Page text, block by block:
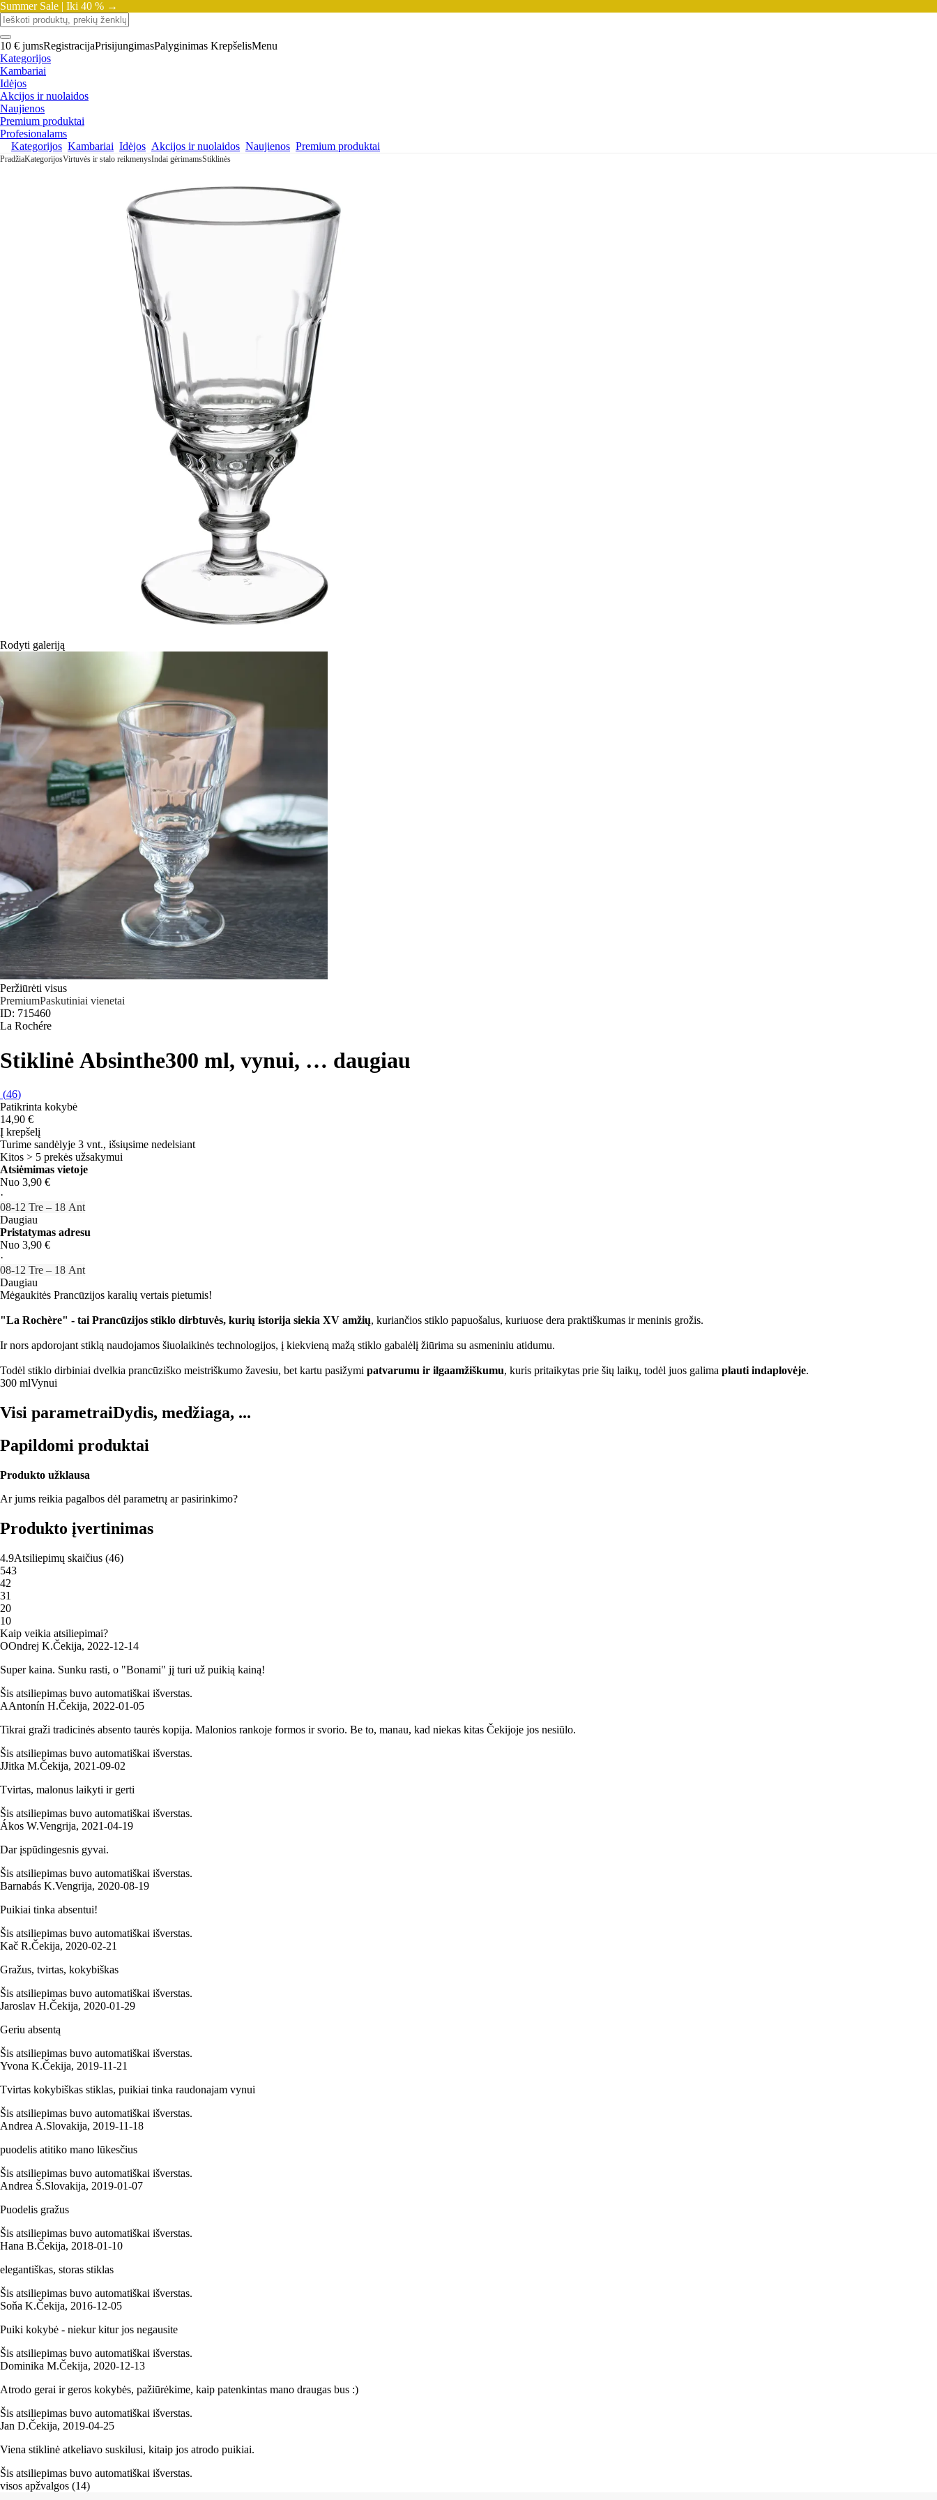
Summer Sale | Iki 40 % →
10 € jumsRegistracijaPrisijungimasPalyginimas KrepšelisMenu
Kategorijos
Kambariai
Idėjos
Akcijos ir nuolaidos
Naujienos
Premium produktai
Profesionalams
Kategorijos Kambariai Idėjos Akcijos ir nuolaidos Naujienos Premium produktai
PradžiaKategorijosVirtuvės ir stalo reikmenysIndai gėrimamsStiklinės
Rodyti galeriją
Peržiūrėti visus
PremiumPaskutiniai vienetai
ID: 715460
La Rochére
Stiklinė Absinthe300 ml, vynui, … daugiau
(46)
Patikrinta kokybė
14,90 €
Į krepšelį
Turime sandėlyje 3 vnt., išsiųsime nedelsiant
Kitos > 5 prekės užsakymui
Atsiėmimas vietoje
Nuo 3,90 €
·
08‑12 Tre – 18 Ant
Daugiau
Pristatymas adresu
Nuo 3,90 €
·
08‑12 Tre – 18 Ant
Daugiau
Mėgaukitės Prancūzijos karalių vertais pietumis!
"La Rochère" - tai Prancūzijos stiklo dirbtuvės, kurių istorija siekia XV amžių, kuriančios stiklo papuošalus, kuriuose dera praktiškumas ir meninis grožis.
Ir nors apdorojant stiklą naudojamos šiuolaikinės technologijos, į kiekvieną mažą stiklo gabalėlį žiūrima su asmeniniu atidumu.
Todėl stiklo dirbiniai dvelkia prancūziško meistriškumo žavesiu, bet kartu pasižymi patvarumu ir ilgaamžiškumu, kuris pritaikytas prie šių laikų, todėl juos galima plauti indaplovėje.
300 mlVynui
Visi parametraiDydis, medžiaga, ...
Papildomi produktai
Produkto užklausa
Ar jums reikia pagalbos dėl parametrų ar pasirinkimo?
Produkto įvertinimas
4.9Atsiliepimų skaičius (46)
543
42
31
20
10
Kaip veikia atsiliepimai?
OOndrej K.Čekija, 2022‑12‑14
Super kaina. Sunku rasti, o "Bonami" jį turi už puikią kainą!
Šis atsiliepimas buvo automatiškai išverstas.
AAntonín H.Čekija, 2022‑01‑05
Tikrai graži tradicinės absento taurės kopija. Malonios rankoje formos ir svorio. Be to, manau, kad niekas kitas Čekijoje jos nesiūlo.
Šis atsiliepimas buvo automatiškai išverstas.
JJitka M.Čekija, 2021‑09‑02
Tvirtas, malonus laikyti ir gerti
Šis atsiliepimas buvo automatiškai išverstas.
Ákos W.Vengrija, 2021‑04‑19
Dar įspūdingesnis gyvai.
Šis atsiliepimas buvo automatiškai išverstas.
Barnabás K.Vengrija, 2020‑08‑19
Puikiai tinka absentui!
Šis atsiliepimas buvo automatiškai išverstas.
Kač R.Čekija, 2020‑02‑21
Gražus, tvirtas, kokybiškas
Šis atsiliepimas buvo automatiškai išverstas.
Jaroslav H.Čekija, 2020‑01‑29
Geriu absentą
Šis atsiliepimas buvo automatiškai išverstas.
Yvona K.Čekija, 2019‑11‑21
Tvirtas kokybiškas stiklas, puikiai tinka raudonajam vynui
Šis atsiliepimas buvo automatiškai išverstas.
Andrea A.Slovakija, 2019‑11‑18
puodelis atitiko mano lūkesčius
Šis atsiliepimas buvo automatiškai išverstas.
Andrea Š.Slovakija, 2019‑01‑07
Puodelis gražus
Šis atsiliepimas buvo automatiškai išverstas.
Hana B.Čekija, 2018‑01‑10
elegantiškas, storas stiklas
Šis atsiliepimas buvo automatiškai išverstas.
Soňa K.Čekija, 2016‑12‑05
Puiki kokybė - niekur kitur jos negausite
Šis atsiliepimas buvo automatiškai išverstas.
Dominika M.Čekija, 2020‑12‑13
Atrodo gerai ir geros kokybės, pažiūrėkime, kaip patenkintas mano draugas bus :)
Šis atsiliepimas buvo automatiškai išverstas.
Jan D.Čekija, 2019‑04‑25
Viena stiklinė atkeliavo suskilusi, kitaip jos atrodo puikiai.
Šis atsiliepimas buvo automatiškai išverstas.
visos apžvalgos (14)